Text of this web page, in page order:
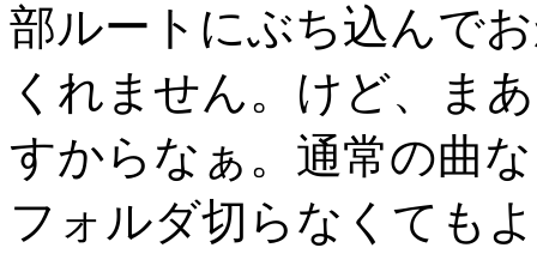
部ルートにぶち込んで
くれません。けど、ま
すからなぁ。通常の曲
フォルダ切らなくても